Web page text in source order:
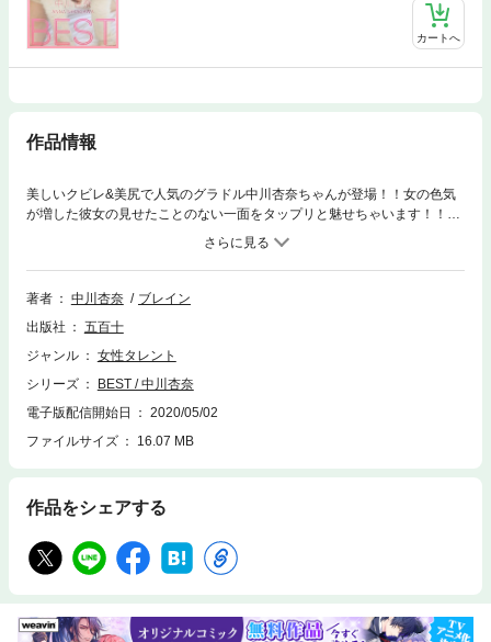
カートへ
作品情報
美しいクビレ&美尻で人気のグラドル中川杏奈ちゃんが登場！！女の色気
が増した彼女の見せたことのない一面をタップリと魅せちゃいます！！杏
奈ちゃんの魅力がたくさん詰まったベスト写真集です！！◆名前： 中川杏
奈※撮影時、全てのモデルが18歳以上です。
著者 中川杏奈
ブレイン
出版社
五百十
ジャンル
女性タレント
シリーズ
BEST / 中川杏奈
電子版配信開始日
2020/05/02
ファイルサイズ
16.07 MB
作品をシェアする